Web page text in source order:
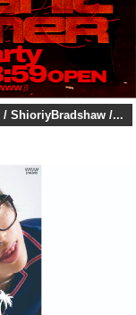
/ ShioriyBradshaw /...